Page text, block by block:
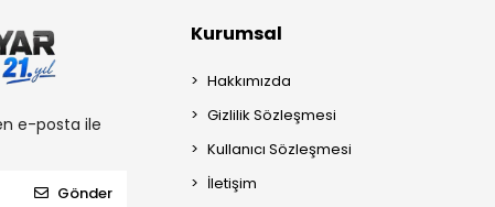
e-posta ile
Gönder
Kurumsal
Hakkımızda
Gizlilik Sözleşmesi
Kullanıcı Sözleşmesi
İletişim